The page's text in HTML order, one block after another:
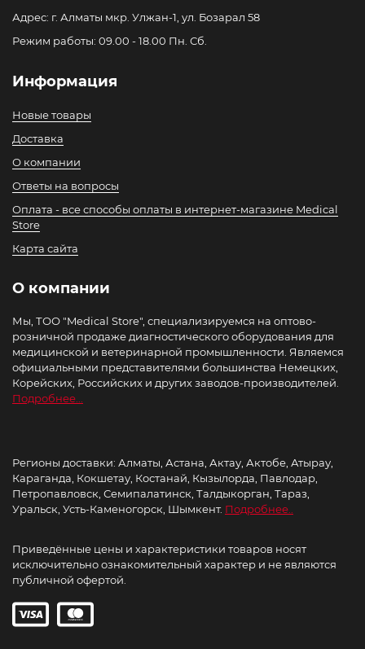
Адрес: г. Алматы мкр. Улжан-1, ул. Бозарал 58
Режим работы: 09.00 - 18.00 Пн. Сб.
Информация
Новые товары
Доставка
О компании
Ответы на вопросы
Оплата - все способы оплаты в интернет-магазине Medical
Store
Карта сайта
О компании
Мы, ТОО "Medical Store", специализируемся на оптово-
розничной продаже диагностического оборудования для
медицинской и ветеринарной промышленности. Являемся
официальными представителями большинства Немецких,
Корейских, Российских и других заводов-производителей.
Подробнее...
Регионы доставки: Алматы, Астана, Актау, Актобе, Атырау,
Караганда, Кокшетау, Костанай, Кызылорда, Павлодар,
Петропавловск, Семипалатинск, Талдыкорган, Тараз,
Уральск, Усть-Каменогорск, Шымкент. Подробнее..
Приведённые цены и характеристики товаров носят
исключительно ознакомительный характер и не являются
публичной офертой.